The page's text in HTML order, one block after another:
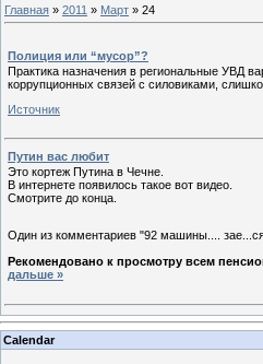
Главная » 2011 » Март » 24
Полиция или “мусор”?
Практика назначения в региональные УВД
коррупционных связей с силовиками,
Источник
Путин вас любит
Это кортеж Путина в Чечне.
В интернете появилось такое вот видео.
Смотрите до конца.
Один из комментариев "92 машины....
Рекомендовано к просмотру всем
дальше »
Calendar